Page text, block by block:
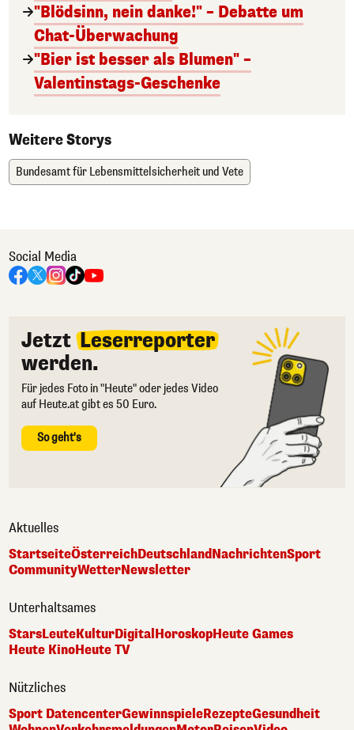
"Blödsinn, nein danke!" – Debatte um
Chat-Überwachung
"Bier ist besser als Blumen" –
Valentinstags-Geschenke
Weitere Storys
Bundesamt für Lebensmittelsicherheit und Vete
Social Media
Jetzt Leserreporter
werden.
Für jedes Foto in "Heute" oder jedes Video
auf Heute.at gibt es 50 Euro.
So geht's
Aktuelles
StartseiteÖsterreichDeutschlandNachrichtenSport
CommunityWetterNewsletter
Unterhaltsames
StarsLeuteKulturDigitalHoroskopHeute Games
Heute KinoHeute TV
Nützliches
Sport DatencenterGewinnspieleRezepteGesundheit